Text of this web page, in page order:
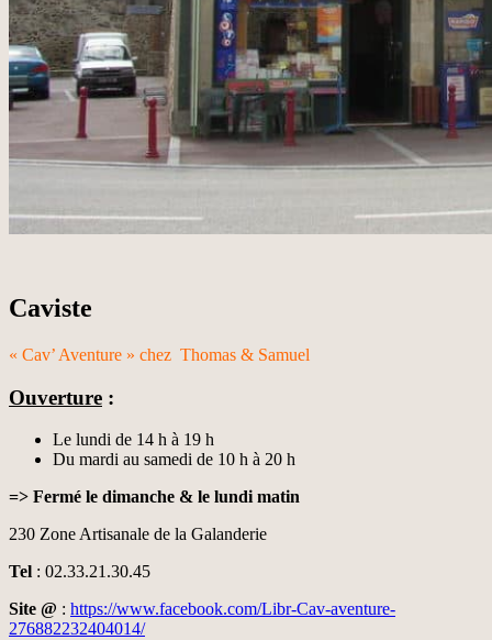
Caviste
« Cav’ Aventure » chez Thomas & Samuel
Ouverture :
Le lundi de 14 h à 19 h
Du mardi au samedi de 10 h à 20 h
=> Fermé le dimanche & le lundi matin
230 Zone Artisanale de la Galanderie
Tel : 02.33.21.30.45
Site @ : https://www.facebook.com/Libr-Cav-aventure-
276882232404014/